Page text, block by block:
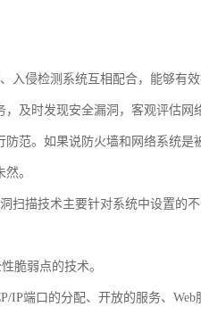
入侵检测系统互相配合，能够有
及时发现安全漏洞，客观评估网
范。如果说防火墙和网络系统是
。
描技术主要针对系统中设置的不
脆弱点的技术。
IP端口的分配、开放的服务、